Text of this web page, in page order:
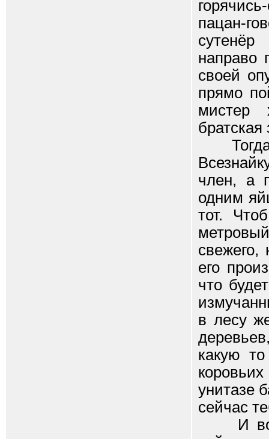
пацан-
направо
своей
прямо
мистер
Тогда
член, а
одним
тот.
его
что
в лесу
какую
унитазе
сейчас
И вот